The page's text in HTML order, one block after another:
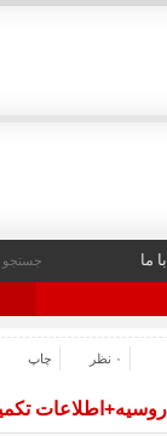
ما
چاپ
۰ نظر